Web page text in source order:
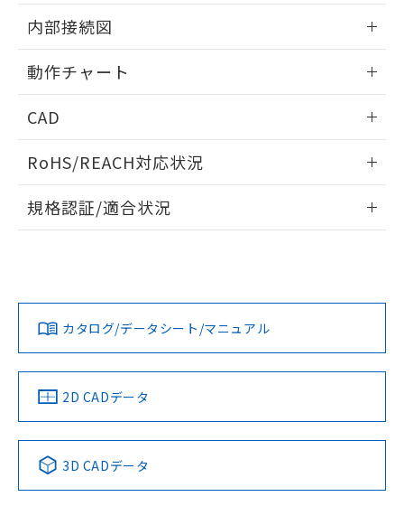
外形図
内部接続図
内部接続図
動作チャート
動作チャート
CAD
ドすることができます。
ログイン/会員登録
ダウンロードデータをご利用いただく前に、以下を必ずお読
みください。
ソフトウェアの使用条件
RoHS/REACH対応状況
EU RoHS 注意事項・凡例
対応済み
中国 RoHS 注意事項・凡例
Pb Hg Cd Cr(VI)
規格認証/適合状況
LR型式承認
（イギリス
船舶規格）
DNV型式承認
（ノルウェー
BV型式承認
（フランス
KR型式
（韓国
Yes No No No
この製品の規格認証/適合状況ページへ
カタログ/データシート/マニュアル
2D CADデータ
3D CADデータ
をご了承ください。
※当社の共同利用者とは、
の共同利用に関して"
の「1.共同利
用者の範囲」に記載されている法人を
EU RoHS指令（10物質）の非含有証明書
51物質の非含有証明書（当社基準）
るもので、過去に遡って非含有を証明する
ものではありません。
物質の対応では、対応完了までの期間は出
荷製品に未対応品が混在することから備考
欄に対応日を記載しておりました。
していることから、特段のことがない限
り、2022年1月12日より割愛しておりま